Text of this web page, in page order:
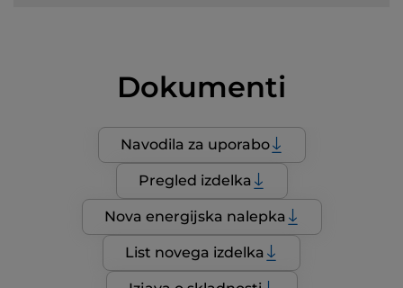
Dokumenti
Navodila za uporabo
Pregled izdelka
Nova energijska nalepka
List novega izdelka